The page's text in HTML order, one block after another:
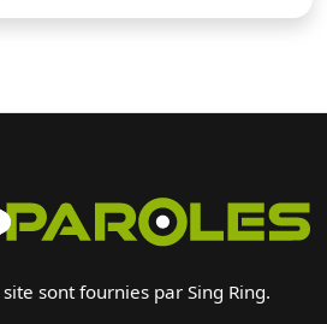
sont fournies par Sing Ring.